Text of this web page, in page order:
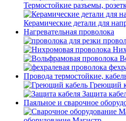
Термостойкие разъемы,
Керамические детали для
Нагревательная проволока
Провода термостойкие,
Греющий
Защита
Паяльное и сварочное